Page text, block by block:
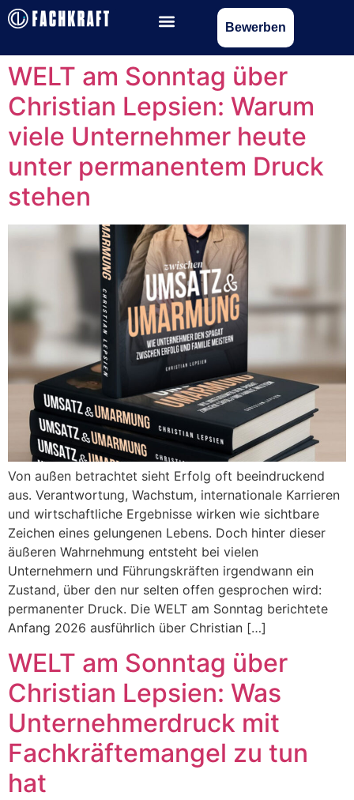
Bewerben
WELT am Sonntag über
Christian Lepsien: Warum
viele Unternehmer heute
unter permanentem Druck
stehen
Von außen betrachtet sieht Erfolg oft beeindruckend
aus. Verantwortung, Wachstum, internationale Karrieren
und wirtschaftliche Ergebnisse wirken wie sichtbare
Zeichen eines gelungenen Lebens. Doch hinter dieser
äußeren Wahrnehmung entsteht bei vielen
Unternehmern und Führungskräften irgendwann ein
Zustand, über den nur selten offen gesprochen wird:
permanenter Druck. Die WELT am Sonntag berichtete
Anfang 2026 ausführlich über Christian […]
WELT am Sonntag über
Christian Lepsien: Was
Unternehmerdruck mit
Fachkräftemangel zu tun
hat